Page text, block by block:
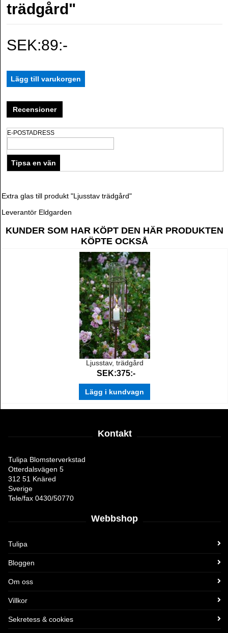
trädgård"
SEK:89:-
Recensioner
E-POSTADRESS
Extra glas till produkt "Ljusstav trädgård"
Leverantör Eldgarden
KUNDER SOM HAR KÖPT DEN HÄR PRODUKTEN
KÖPTE OCKSÅ
Ljusstav, trädgård
SEK:375:-
Lägg i kundvagn
Kontakt
Tulipa Blomsterverkstad
Otterdalsvägen 5
312 51 Knäred
Sverige
Tele/fax 0430/50770
Webbshop
Tulipa
Bloggen
Om oss
Villkor
Sekretess & cookies